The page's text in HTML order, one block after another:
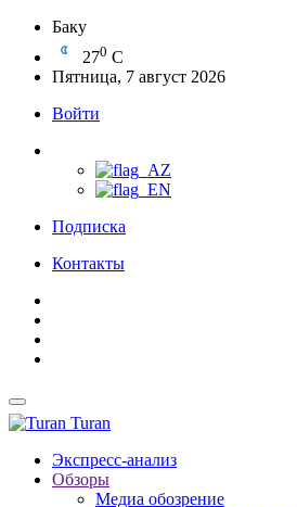
Баку
270 C
Пятница, 7 август 2026
Войти
Подписка
Контакты
Turan
Экспресс-анализ
Обзоры
Медиа обозрение